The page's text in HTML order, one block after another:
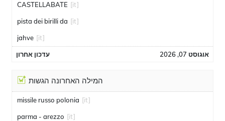
CASTELLABATE [it]
pista dei birilli da [it]
jahve [it]
עדכון אחרון אוגוסט 07, 2026
המילה האחרונה הגשות
missile russo polonia [it]
parma - arezzo [it]